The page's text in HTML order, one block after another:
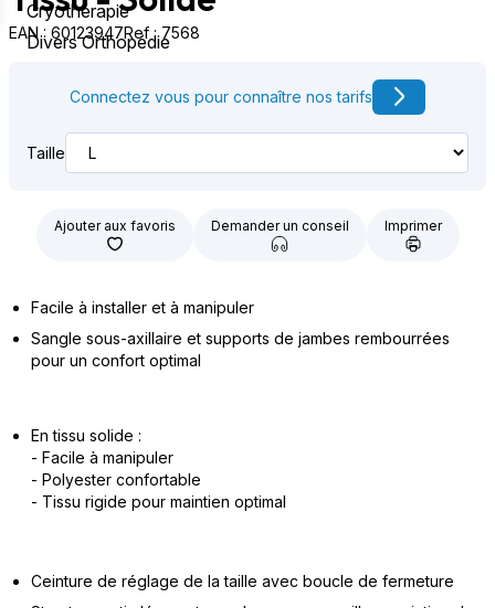
Cryothérapie
Divers Orthopédie
EAN : 60123947Ref : 7568
Connectez vous pour connaître nos tarifs
Taille
Ajouter aux favoris Demander un conseil Imprimer
Facile à installer et à manipuler
Sangle sous-axillaire et supports de jambes rembourrées
pour un confort optimal
En tissu solide :
- Facile à manipuler
- Polyester confortable
- Tissu rigide pour maintien optimal
Ceinture de réglage de la taille avec boucle de fermeture